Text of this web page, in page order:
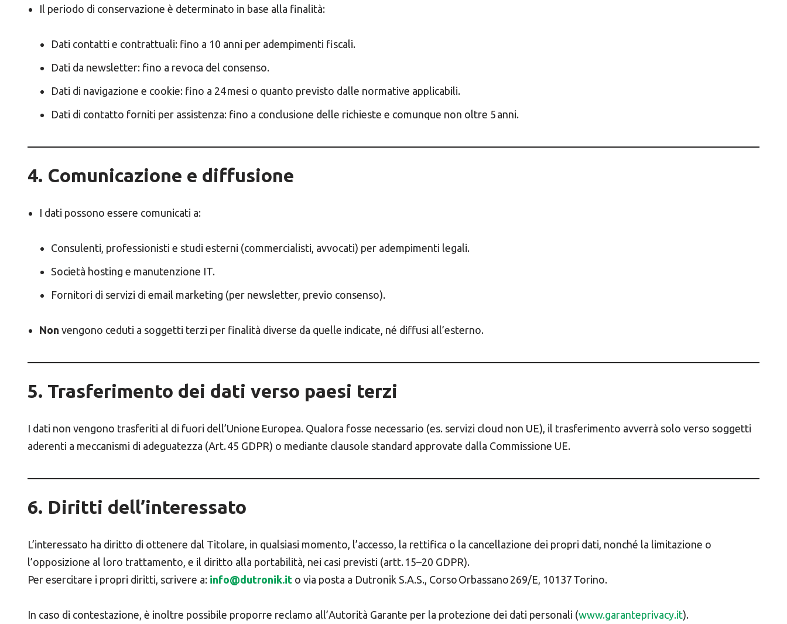
Il periodo di conservazione è determinato in base alla finalità:
Dati contatti e contrattuali: fino a 10 anni per adempimenti fiscali.
Dati da newsletter: fino a revoca del consenso.
Dati di navigazione e cookie: fino a 24 mesi o quanto previsto dalle normative applicabili.
Dati di contatto forniti per assistenza: fino a conclusione delle richieste e comunque non oltre 5 anni.
4. Comunicazione e diffusione
I dati possono essere comunicati a:
Consulenti, professionisti e studi esterni (commercialisti, avvocati) per adempimenti legali.
Società hosting e manutenzione IT.
Fornitori di servizi di email marketing (per newsletter, previo consenso).
Non vengono ceduti a soggetti terzi per finalità diverse da quelle indicate, né diffusi all’esterno.
5. Trasferimento dei dati verso paesi terzi
I dati non vengono trasferiti al di fuori dell’Unione Europea. Qualora fosse necessario (es. servizi cloud non UE), il trasferimento avverrà solo verso soggetti
aderenti a meccanismi di adeguatezza (Art. 45 GDPR) o mediante clausole standard approvate dalla Commissione UE.
6. Diritti dell’interessato
L’interessato ha diritto di ottenere dal Titolare, in qualsiasi momento, l’accesso, la rettifica o la cancellazione dei propri dati, nonché la limitazione o
l’opposizione al loro trattamento, e il diritto alla portabilità, nei casi previsti (artt. 15–20 GDPR).
Per esercitare i propri diritti, scrivere a: info@dutronik.it o via posta a Dutronik S.A.S., Corso Orbassano 269/E, 10137 Torino.
In caso di contestazione, è inoltre possibile proporre reclamo all’Autorità Garante per la protezione dei dati personali (www.garanteprivacy.it).